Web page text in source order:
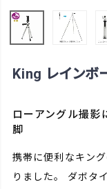
King レインボ
ローアングル撮影
脚
携帯に便利なキン
りました。 ダボタ